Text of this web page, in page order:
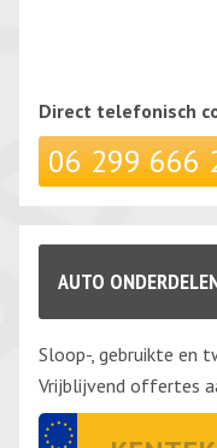
Direct telefonisch
06 299 666
AUTO
Sloop-, gebruikte en
Vrijblijvend offertes